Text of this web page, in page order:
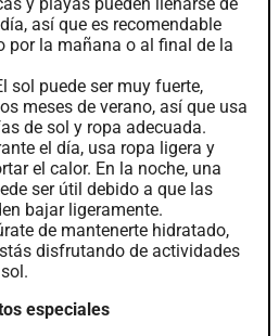
y playas pueden llenarse de
así que es recomendable
por la mañana o al final de la
sol puede ser muy fuerte,
meses de verano, así que usa
de sol y ropa adecuada.
el día, usa ropa ligera y
el calor. En la noche, una
ser útil debido a que las
bajar ligeramente.
de mantenerte hidratado,
disfrutando de actividades
especiales